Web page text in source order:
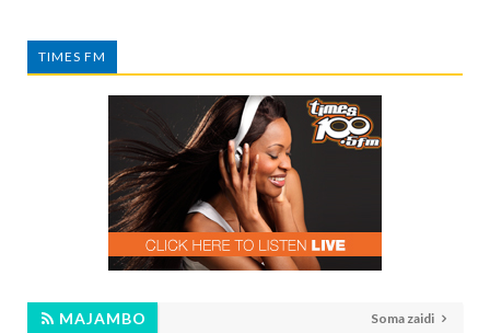
TIMES FM
MAJAMBO Soma zaidi